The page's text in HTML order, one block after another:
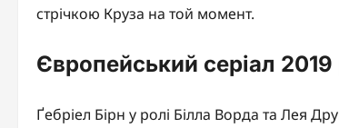
стрічкою Круза на той момент.
Європейський серіал 2019
Ґебріел Бірн у ролі Білла Ворда та Лея